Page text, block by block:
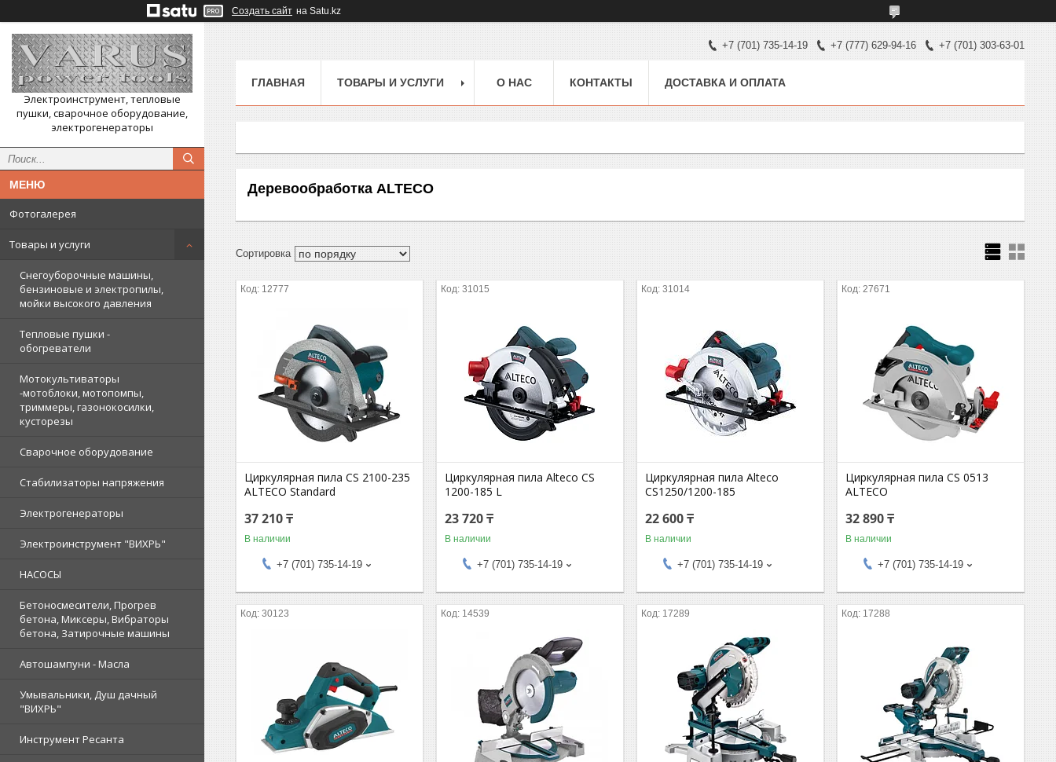
Создать сайт на Satu.kz
Электроинструмент, тепловые
пушки, сварочное оборудование,
электрогенераторы
Фотогалерея
Товары и услуги
Снегоуборочные машины,
бензиновые и электропилы,
мойки высокого давления
Тепловые пушки -
обогреватели
Мотокультиваторы
-мотоблоки, мотопомпы,
триммеры, газонокосилки,
кусторезы
Сварочное оборудование
Стабилизаторы напряжения
Электрогенераторы
Электроинструмент "ВИХРЬ"
НАСОСЫ
Бетоносмесители, Прогрев
бетона, Миксеры, Вибраторы
бетона, Затирочные машины
Автошампуни - Масла
Умывальники, Душ дачный
"ВИХРЬ"
Инструмент Ресанта
+7 (701) 735-14-19 +7 (777) 629-94-16 +7 (701) 303-63-01
ГЛАВНАЯ ТОВАРЫ И УСЛУГИ О НАС КОНТАКТЫ ДОСТАВКА И ОПЛАТА
Деревообработка ALTECO
12777
Циркулярная пила CS 2100-235
ALTECO Standard
37 210 ₸
В наличии
+7 (701) 735-14-19
31015
Циркулярная пила Alteco CS
1200-185 L
23 720 ₸
В наличии
+7 (701) 735-14-19
31014
Циркулярная пила Alteco
CS1250/1200-185
22 600 ₸
В наличии
+7 (701) 735-14-19
27671
Циркулярная пила CS 0513
ALTECO
32 890 ₸
В наличии
+7 (701) 735-14-19
30123 14539 17289 17288